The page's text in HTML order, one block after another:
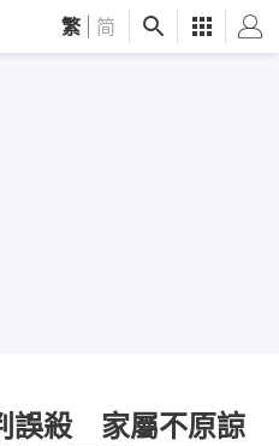
繁 简
誤殺 家屬不原諒